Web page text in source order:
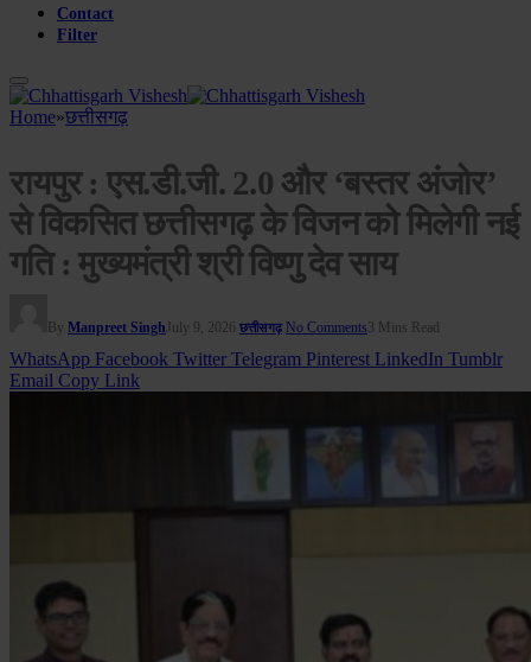
Contact
Filter
Home»छत्तीसगढ़
रायपुर : एस.डी.जी. 2.0 और ‘बस्तर अंजोर’
से विकसित छत्तीसगढ़ के विजन को मिलेगी नई
गति : मुख्यमंत्री श्री विष्णु देव साय
By Manpreet Singh July 9, 2026 छत्तीसगढ़ No Comments3 Mins Read
WhatsApp Facebook Twitter Telegram Pinterest LinkedIn Tumblr
Email Copy Link